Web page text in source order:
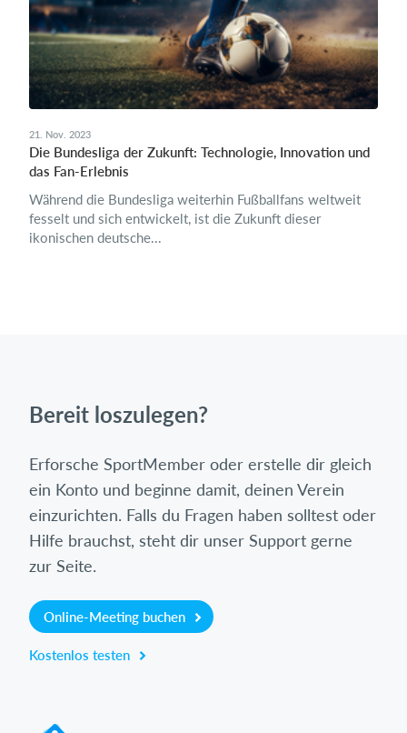
21. Nov. 2023
Die Bundesliga der Zukunft: Technologie, Innovation und
das Fan-Erlebnis
Während die Bundesliga weiterhin Fußballfans weltweit
fesselt und sich entwickelt, ist die Zukunft dieser
ikonischen deutsche...
Bereit loszulegen?
Erforsche SportMember oder erstelle dir gleich
ein Konto und beginne damit, deinen Verein
einzurichten. Falls du Fragen haben solltest oder
Hilfe brauchst, steht dir unser Support gerne
zur Seite.
Online-Meeting buchen
Kostenlos testen